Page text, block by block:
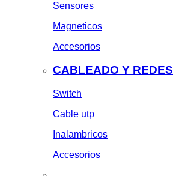
Sensores
Magneticos
Accesorios
CABLEADO Y REDES
Switch
Cable utp
Inalambricos
Accesorios